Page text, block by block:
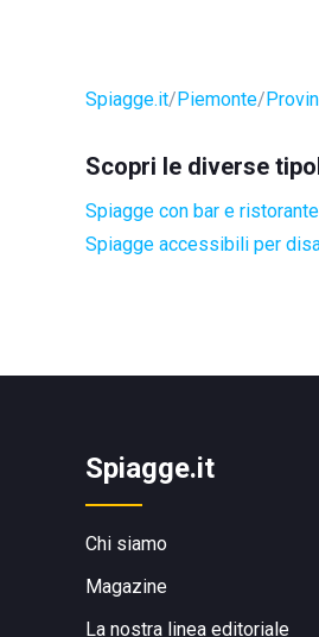
Spiagge.it Piemonte
Scopri le diverse
Spiagge con bar e ristorante
Spiagge accessibili per
Spiagge.it
Chi siamo
Magazine
La nostra linea editoriale